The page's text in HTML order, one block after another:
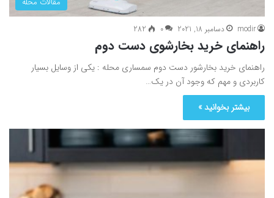
modir دسامبر 18, 2021 0
282
راهنمای خرید بخارشوی دست دوم
راهنمای خرید بخارشور دست دوم سمساری محله : یکی از وسایل بسیار
کاربردی و مهم که وجود آن در یک…
بیشتر بخوانید »